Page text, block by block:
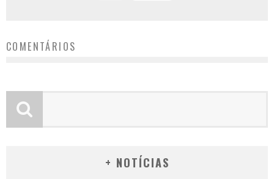
COMENTÁRIOS
+ NOTÍCIAS